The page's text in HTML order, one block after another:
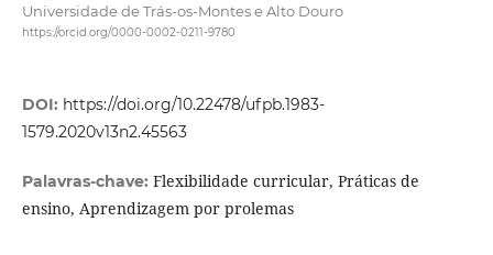
Universidade de Trás-os-Montes e Alto Douro
https://orcid.org/0000-0002-0211-9780
DOI: https://doi.org/10.22478/ufpb.1983-
1579.2020v13n2.45563
Palavras-chave: Flexibilidade curricular, Práticas de
ensino, Aprendizagem por prolemas